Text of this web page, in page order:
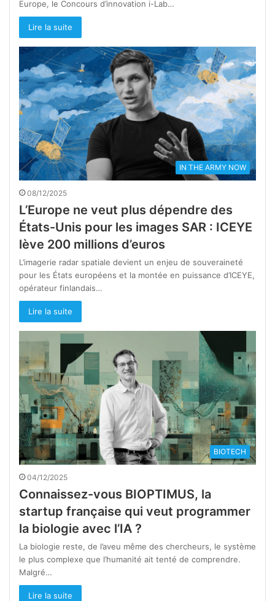
Europe, le Concours d’innovation i-Lab…
Lire la suite
IN THE ARMY NOW
08/12/2025
L’Europe ne veut plus dépendre des
États-Unis pour les images SAR : ICEYE
lève 200 millions d’euros
L’imagerie radar spatiale devient un enjeu de souveraineté
pour les États européens et la montée en puissance d’ICEYE,
opérateur finlandais…
Lire la suite
BIOTECH
04/12/2025
Connaissez-vous BIOPTIMUS, la
startup française qui veut programmer
la biologie avec l’IA ?
La biologie reste, de l’aveu même des chercheurs, le système
le plus complexe que l’humanité ait tenté de comprendre.
Malgré…
Lire la suite